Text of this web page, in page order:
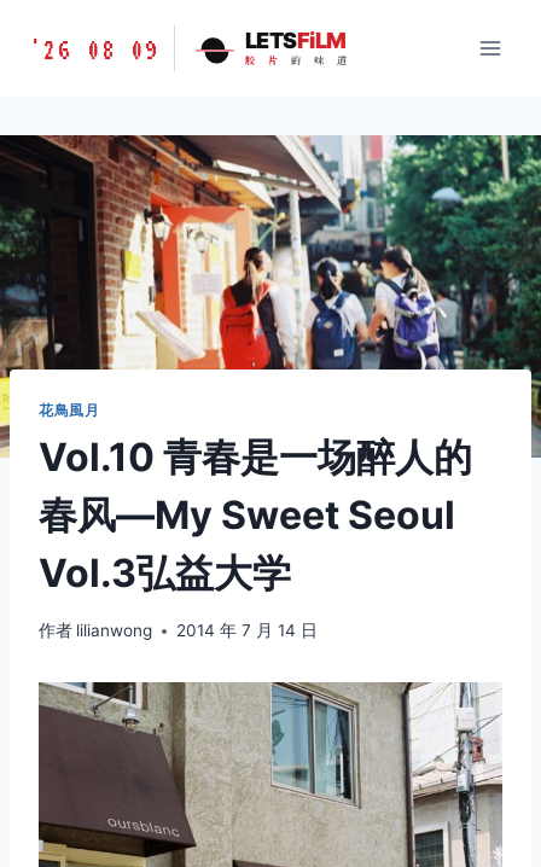
胶
味
道
LETSFILM
'26 08 09 LETSFiLM
胶 片 的 味 道
花鳥風月
Vol.10 青春是一场醉人的
春风—My Sweet Seoul
Vol.3弘益大学
作者 lilianwong 2014 年 7 月 14 日